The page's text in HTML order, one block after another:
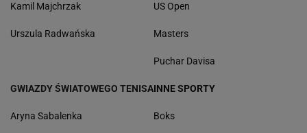
Kamil Majchrzak
Urszula Radwańska
US Open
Masters
Puchar Davisa
GWIAZDY ŚWIATOWEGO TENISA
Aryna Sabalenka
INNE SPORTY
Boks